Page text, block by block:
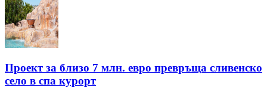
Проект за близо 7 млн. евро превръща сливенско
село в спа курорт